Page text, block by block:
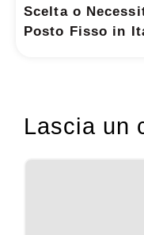
Scelta o
Posto Fisso in
Lascia un